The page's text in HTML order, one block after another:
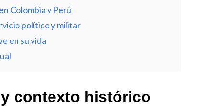
Colombia y Perú
político y militar
en su vida
contexto histórico